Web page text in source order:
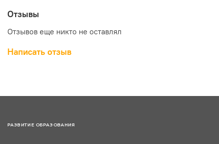
Отзывы
Отзывов еще никто не оставлял
Написать отзыв
РАЗВИТИЕ ОБРАЗОВАНИЯ